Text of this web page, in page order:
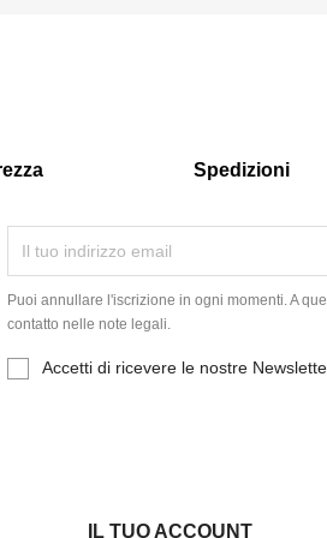
Spedizioni
Puoi annullare l'iscrizione in ogni momenti. A
contatto nelle note legali.
Accetti di ricevere le nostre
IL TUO ACCOUNT